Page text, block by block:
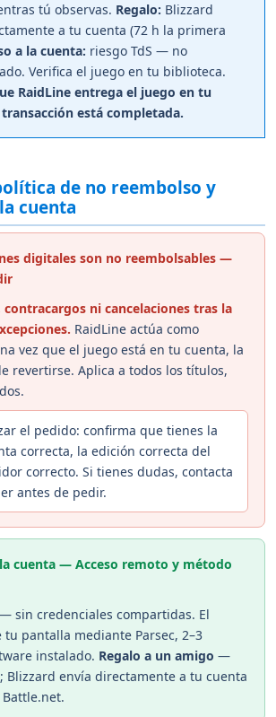
tú observas. Regalo: Blizzard
a tu cuenta (72 h la primera
a la cuenta: riesgo TdS — no
Verifica el juego en tu biblioteca.
RaidLine entrega el juego en tu
está completada.
de no reembolso y
cuenta
digitales son no reembolsables —
contracargos ni cancelaciones tras la
RaidLine actúa como
vez que el juego está en tu cuenta, la
revertirse. Aplica a todos los títulos,
el pedido: confirma que tienes la
correcta, la edición correcta del
correcto. Si tienes dudas, contacta
antes de pedir.
la cuenta — Acceso remoto y método
— sin credenciales compartidas. El
tu pantalla mediante Parsec, 2–3
instalado. Regalo a un amigo —
Blizzard envía directamente a tu cuenta